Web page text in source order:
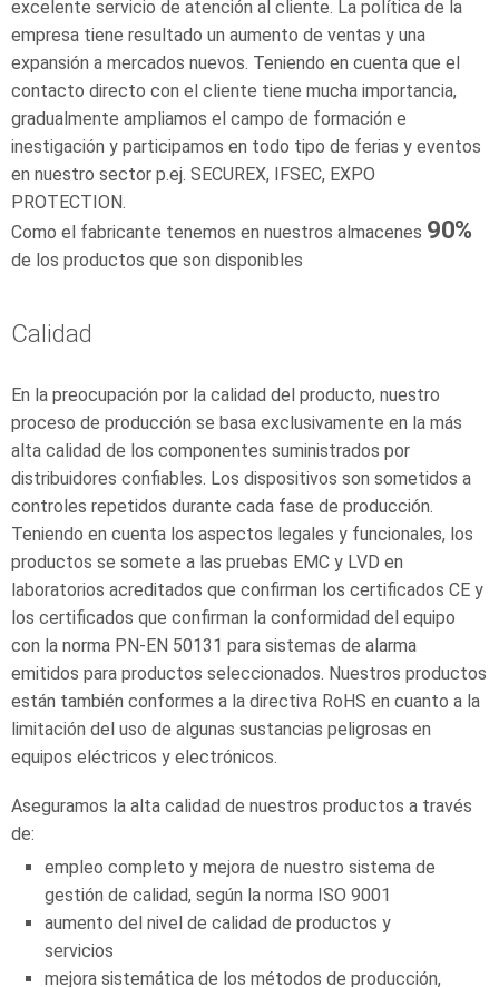
excelente servicio de atención al cliente. La política de la
empresa tiene resultado un aumento de ventas y una
expansión a mercados nuevos. Teniendo en cuenta que el
contacto directo con el cliente tiene mucha importancia,
gradualmente ampliamos el campo de formación e
inestigación y participamos en todo tipo de ferias y eventos
en nuestro sector p.ej. SECUREX, IFSEC, EXPO
PROTECTION.
Como el fabricante tenemos en nuestros almacenes 90%
de los productos que son disponibles
Calidad
En la preocupación por la calidad del producto, nuestro
proceso de producción se basa exclusivamente en la más
alta calidad de los componentes suministrados por
distribuidores confiables. Los dispositivos son sometidos a
controles repetidos durante cada fase de producción.
Teniendo en cuenta los aspectos legales y funcionales, los
productos se somete a las pruebas EMC y LVD en
laboratorios acreditados que confirman los certificados CE y
los certificados que confirman la conformidad del equipo
con la norma PN-EN 50131 para sistemas de alarma
emitidos para productos seleccionados. Nuestros productos
están también conformes a la directiva RoHS en cuanto a la
limitación del uso de algunas sustancias peligrosas en
equipos eléctricos y electrónicos.
Aseguramos la alta calidad de nuestros productos a través
de:
empleo completo y mejora de nuestro sistema de
gestión de calidad, según la norma ISO 9001
aumento del nivel de calidad de productos y
servicios
mejora sistemática de los métodos de producción,